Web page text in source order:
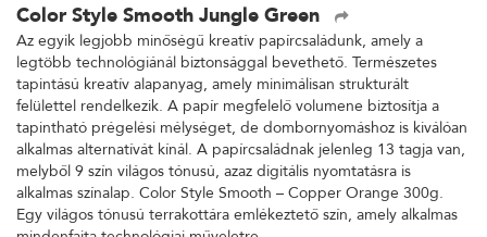
Color Style Smooth Jungle Green
Az egyik legjobb minőségű kreatív papírcsaládunk, amely a
legtöbb technológiánál biztonsággal bevethető. Természetes
tapintású kreatív alapanyag, amely minimálisan strukturált
felülettel rendelkezik. A papír megfelelő volumene biztosítja a
tapintható prégelési mélységet, de dombornyomáshoz is kiválóan
alkalmas alternatívát kínál. A papírcsaládnak jelenleg 13 tagja van,
melyből 9 szín világos tónusú, azaz digitális nyomtatásra is
alkalmas színalap. Color Style Smooth – Copper Orange 300g.
Egy világos tónusú terrakottára emlékeztető szín, amely alkalmas